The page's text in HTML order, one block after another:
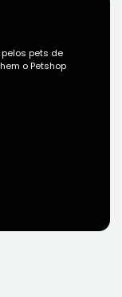
pets de
o Petshop